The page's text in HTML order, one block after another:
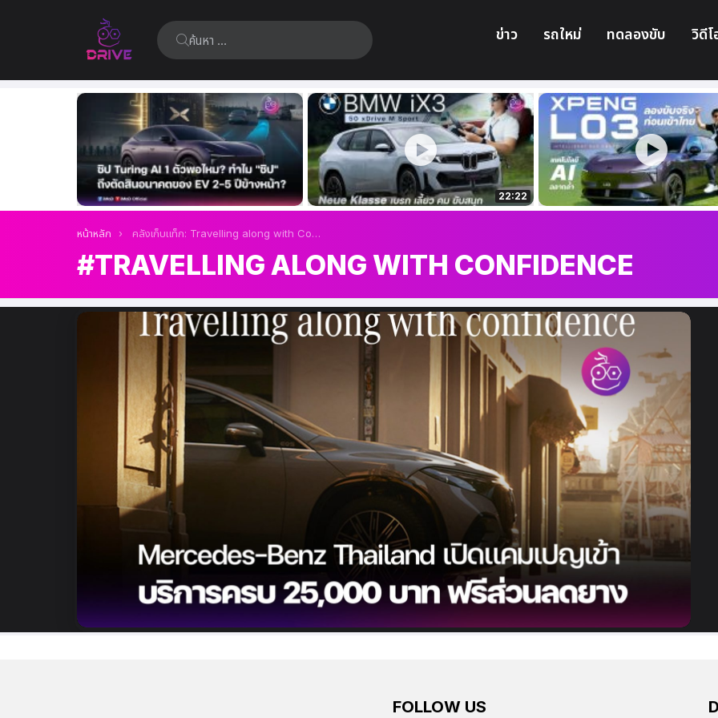
ค้นหา: ข่าว รถใหม่ ทดลองขับ วิดีโ
เรื่อง
ล่าสุด
22:22
คุณอยู่ที่นี่:
หน้าหลัก คลังเก็บแท็ก: Travelling along with Confidence
TRAVELLING ALONG WITH CONFIDENCE
เรื่อง
FOLLOW US